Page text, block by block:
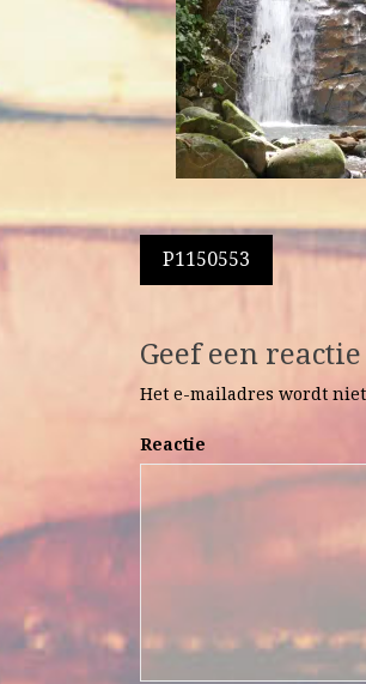
P1150553
Geef een reactie
Het e-mailadres wordt
Reactie